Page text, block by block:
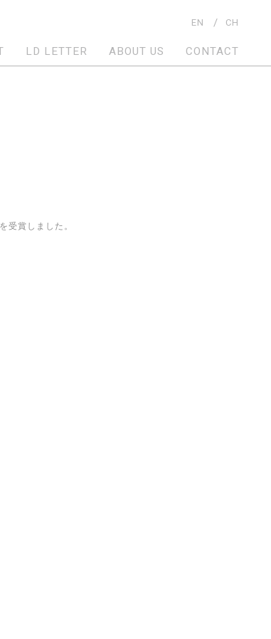
EN CH
LD LETTER ABOUT US CONTACT
受賞しました。